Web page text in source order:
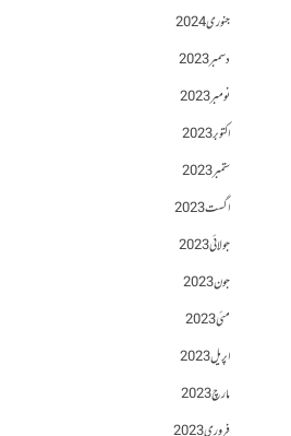
جنوری 2024
دسمبر 2023
نومبر 2023
اکتوبر 2023
ستمبر 2023
اگست 2023
جولائی 2023
جون 2023
مئی 2023
اپریل 2023
مارچ 2023